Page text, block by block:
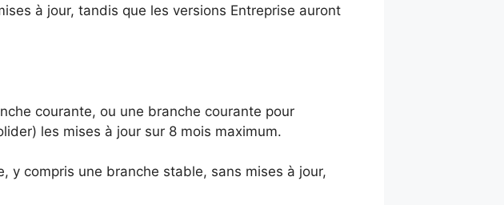
à jour, tandis que les versions Entreprise auront
courante, ou une branche courante pour
les mises à jour sur 8 mois maximum.
y compris une branche stable, sans mises à jour,